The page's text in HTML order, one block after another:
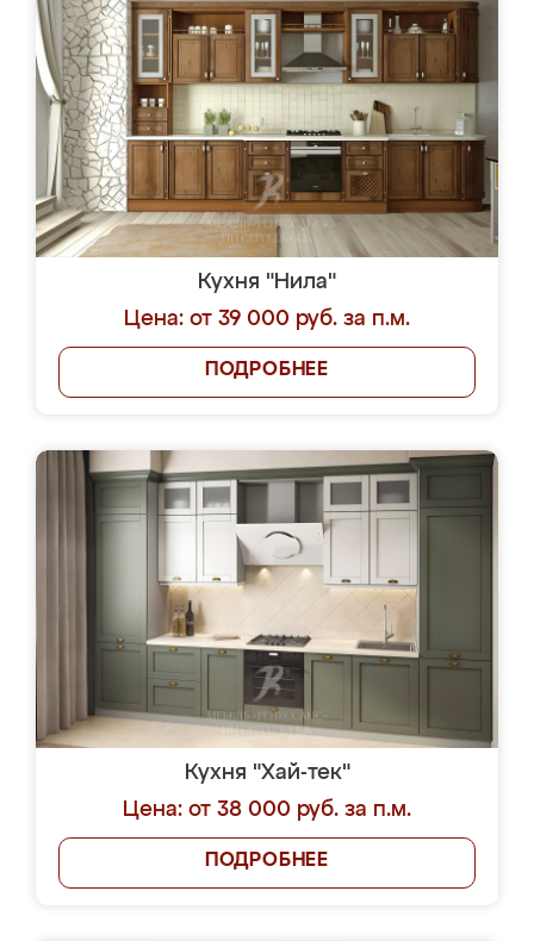
Кухня "Нила"
Цена: от 39 000 руб. за п.м.
ПОДРОБНЕЕ
Кухня "Хай-тек"
Цена: от 38 000 руб. за п.м.
ПОДРОБНЕЕ